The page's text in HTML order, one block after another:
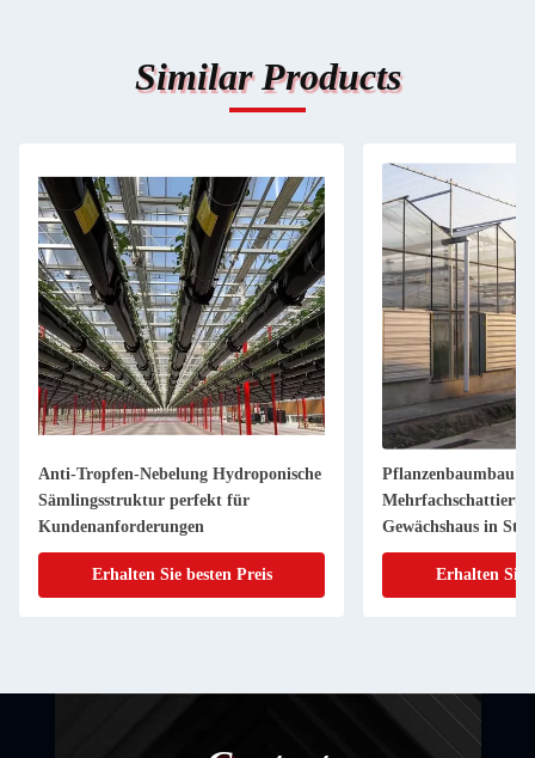
Similar Products
Anti-Tropfen-Nebelung Hydroponische
Sämlingsstruktur perfekt für
Kundenanforderungen
Erhalten Sie besten Preis
Pflanzenbaumbau
Gewächshaus in
Erhalten Sie